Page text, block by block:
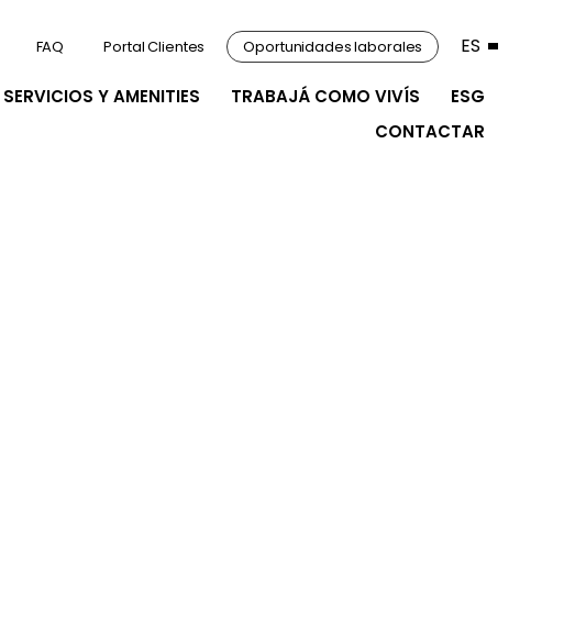
SERVICIOS Y AMENITIES TRABAJÁ COMO VIVÍS
ESG
CONTACTAR
FAQ Portal Clientes Oportunidades laborales ES